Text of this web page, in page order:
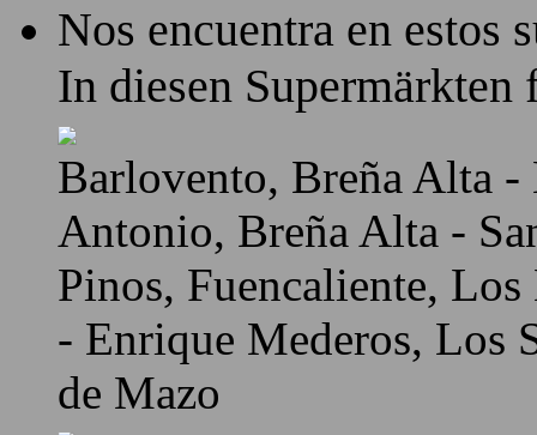
Nos encuentra en estos
In diesen Supermärkten
Barlovento, Breña Alta
Antonio, Breña Alta -
Pinos, Fuencaliente,
- Enrique Mederos, Los
de Mazo